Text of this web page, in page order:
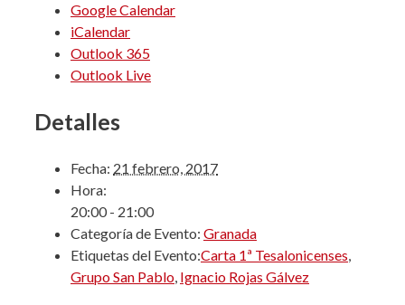
Google Calendar
iCalendar
Outlook 365
Outlook Live
Detalles
Fecha: 21 febrero, 2017
Hora:
20:00 - 21:00
Categoría de Evento: Granada
Etiquetas del Evento:Carta 1ª Tesalonicenses,
Grupo San Pablo, Ignacio Rojas Gálvez